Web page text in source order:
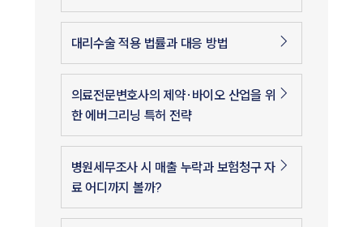
대리수술 적용 법률과 대응 방법
의료전문변호사의 제약∙바이오 산업을 위
한 에버그리닝 특허 전략
병원세무조사 시 매출 누락과 보험청구 자
료 어디까지 볼까?